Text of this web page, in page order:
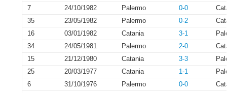
7
24/10/1982 Palermo 0-0
35
23/05/1982 Palermo 0-2
16
03/01/1982 Catania 3-1
34
24/05/1981 Palermo 2-0
15
21/12/1980 Catania 3-3
25
20/03/1977 Catania 1-1
6
31/10/1976 Palermo 0-0